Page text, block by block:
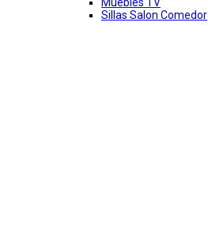
Muebles TV
Sillas Salon Comedor